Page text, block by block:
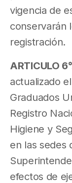
vigencia de
conservarán
registración.
ARTICULO
actualizado
Graduados
Registro
Higiene y
en las sedes
efectos de